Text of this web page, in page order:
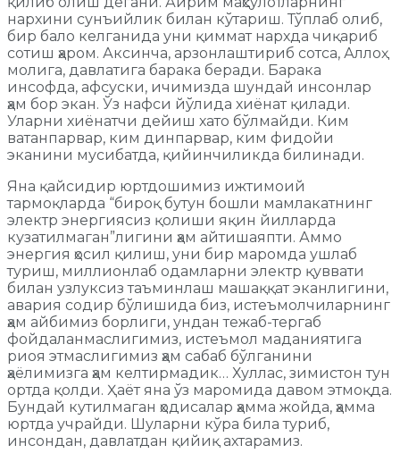
нархини сунъийлик билан кўтариш. Тўплаб олиб,
бир бало келганида уни қиммат нархда чиқариб
сотиш ҳаром. Аксинча, арзонлаштириб сотса, Аллоҳ
молига, давлатига барака беради. Барака
инсофда, афсуски, ичимизда шундай инсонлар
ҳам бор экан. Ўз нафси йўлида хиёнат қилади.
Уларни хиёнатчи дейиш хато бўлмайди. Ким
ватанпарвар, ким динпарвар, ким фидойи
эканини мусибатда, қийинчиликда билинади.
Яна қайсидир юртдошимиз ижтимоий
тармоқларда “бироқ бутун бошли мамлакатнинг
электр энергиясиз қолиши яқин йилларда
кузатилмаган”лигини ҳам айтишаяпти. Аммо
энергия ҳосил қилиш, уни бир маромда ушлаб
туриш, миллионлаб одамларни электр қуввати
билан узлуксиз таъминлаш машаққат эканлигини,
авария содир бўлишида биз, истеъмолчиларнинг
ҳам айбимиз борлиги, ундан тежаб-тергаб
фойдаланмаслигимиз, истеъмол маданиятига
риоя этмаслигимиз ҳам сабаб бўлганини
ҳаёлимизга ҳам келтирмадик… Хуллас, зимистон тун
ортда қолди. Ҳаёт яна ўз маромида давом этмоқда.
Бундай кутилмаган ҳодисалар ҳамма жойда, ҳамма
юртда учрайди. Шуларни кўра била туриб,
инсондан, давлатдан қийиқ ахтарамиз.